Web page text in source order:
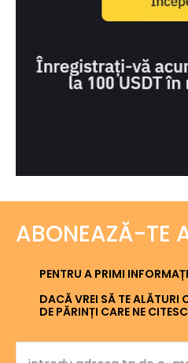
ABONEAZĂ-TE
PENTRU A PRIMI
DACĂ VREI SĂ TE
DE PĂRINȚI CARE NE